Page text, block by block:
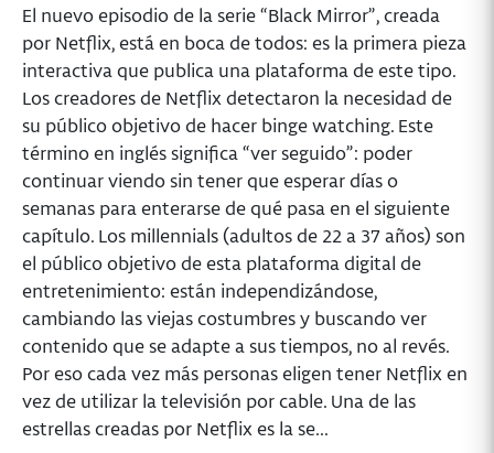
El nuevo episodio de la serie “Black Mirror”, creada
por Netflix, está en boca de todos: es la primera pieza
interactiva que publica una plataforma de este tipo.
Los creadores de Netflix detectaron la necesidad de
su público objetivo de hacer binge watching. Este
término en inglés significa “ver seguido”: poder
continuar viendo sin tener que esperar días o
semanas para enterarse de qué pasa en el siguiente
capítulo. Los millennials (adultos de 22 a 37 años) son
el público objetivo de esta plataforma digital de
entretenimiento: están independizándose,
cambiando las viejas costumbres y buscando ver
contenido que se adapte a sus tiempos, no al revés.
Por eso cada vez más personas eligen tener Netflix en
vez de utilizar la televisión por cable. Una de las
estrellas creadas por Netflix es la se...